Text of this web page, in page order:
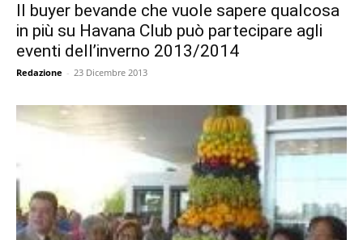
Il buyer bevande che vuole sapere qualcosa
in più su Havana Club può partecipare agli
eventi dell’inverno 2013/2014
Redazione - 23 Dicembre 2013